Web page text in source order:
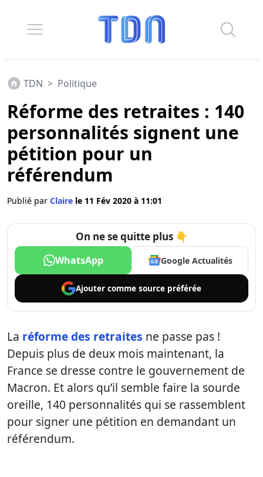
TDN > Politique
Réforme des retraites : 140
personnalités signent une
pétition pour un
référendum
Publié par Claire le 11 Fév 2020 à 11:01
On ne se quitte plus 👇
WhatsApp Google Actualités
Ajouter comme source préférée
La réforme des retraites ne passe pas !
Depuis plus de deux mois maintenant, la
France se dresse contre le gouvernement de
Macron. Et alors qu’il semble faire la sourde
oreille, 140 personnalités qui se rassemblent
pour signer une pétition en demandant un
référendum.